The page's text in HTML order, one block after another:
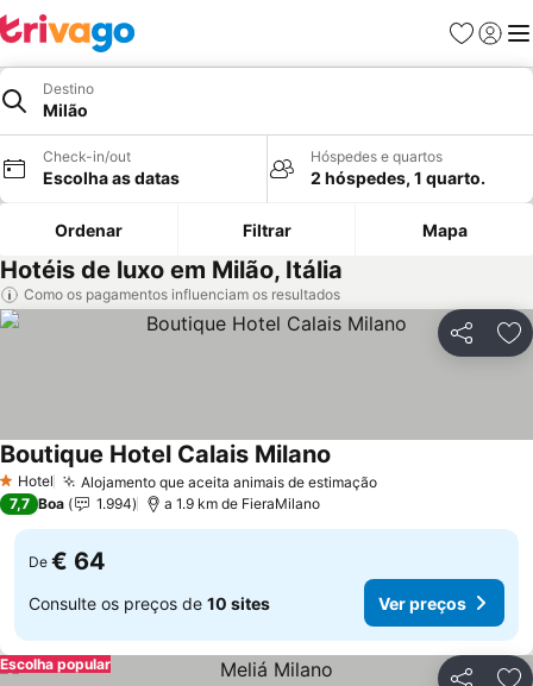
Favoritos
Iniciar
Destino
Milão
Check-in/out
Escolha as datas
Hóspedes e quartos
2 hóspedes, 1 quarto.
Ordenar Filtrar Mapa
Hotéis de luxo em Milão, Itália
Como os pagamentos influenciam os resultados
Partilhar
1 Estrelas
Hotel Alojamento que aceita animais de estimaçãoVer preços
Boutique Hotel Calais Milano
7,7 Boa 1.994 a 1.9 km de FieraMilano
De € 64
Consulte os preços de 10 sites Ver preços
Escolha popular